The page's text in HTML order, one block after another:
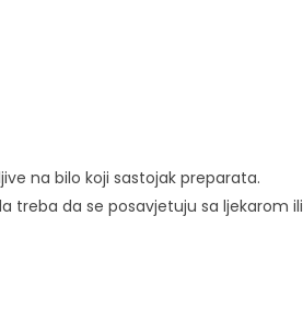
na bilo koji sastojak preparata.
treba da se posavjetuju sa ljekarom ili